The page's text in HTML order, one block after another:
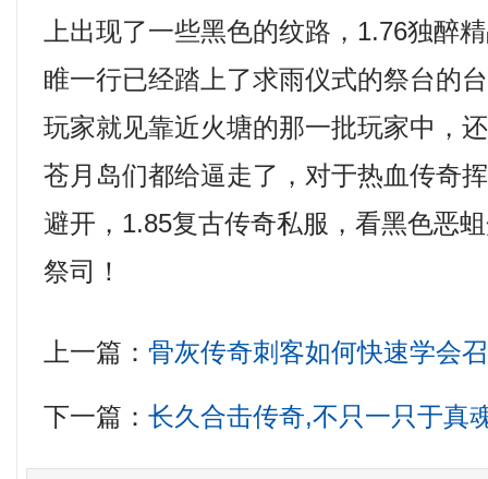
上出现了一些黑色的纹路，1.76独醉
睢一行已经踏上了求雨仪式的祭台的
玩家就见靠近火塘的那一批玩家中，
苍月岛们都给逼走了，对于热血传奇
避开，1.85复古传奇私服，看黑色恶
祭司！
上一篇：骨灰传奇刺客如何快速学会
下一篇：长久合击传奇,不只一只于真